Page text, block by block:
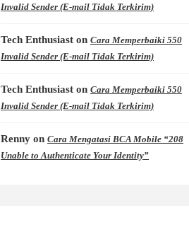
Invalid Sender (E-mail Tidak Terkirim)
Tech Enthusiast onCara Memperbaiki 550
Invalid Sender (E-mail Tidak Terkirim)
Tech Enthusiast onCara Memperbaiki 550
Invalid Sender (E-mail Tidak Terkirim)
Renny onCara Mengatasi BCA Mobile “208
Unable to Authenticate Your Identity”